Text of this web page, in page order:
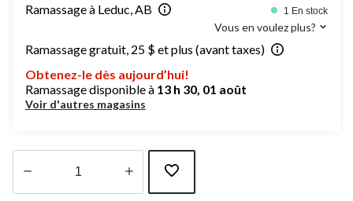
Ramassage à Leduc, AB 1 En stock
Vous en voulez plus?
Ramassage gratuit, 25 $ et plus (avant taxes)
Obtenez-le dès aujourd’hui!
Ramassage disponible à 13 h 30, 01 août
Voir d'autres magasins